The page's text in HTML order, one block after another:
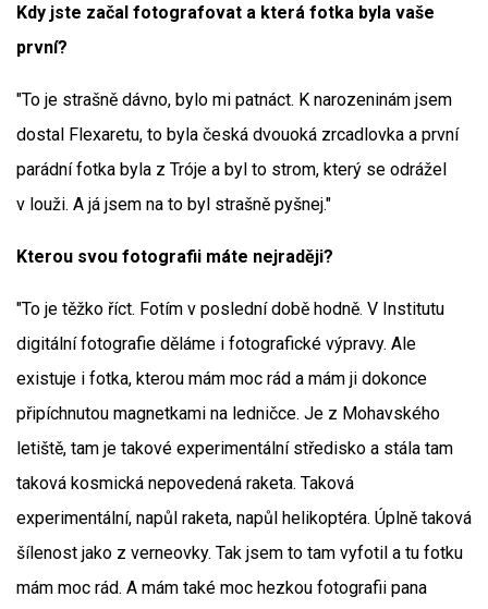
Kdy jste začal fotografovat a která fotka byla vaše
první?
"To je strašně dávno, bylo mi patnáct. K narozeninám jsem
dostal Flexaretu, to byla česká dvouoká zrcadlovka a první
parádní fotka byla z Tróje a byl to strom, který se odrážel
v louži. A já jsem na to byl strašně pyšnej."
Kterou svou fotografii máte nejraději?
"To je těžko říct. Fotím v poslední době hodně. V Institutu
digitální fotografie děláme i fotografické výpravy. Ale
existuje i fotka, kterou mám moc rád a mám ji dokonce
připíchnutou magnetkami na ledničce. Je z Mohavského
letiště, tam je takové experimentální středisko a stála tam
taková kosmická nepovedená raketa. Taková
experimentální, napůl raketa, napůl helikoptéra. Úplně taková
šílenost jako z verneovky. Tak jsem to tam vyfotil a tu fotku
mám moc rád. A mám také moc hezkou fotografii pana